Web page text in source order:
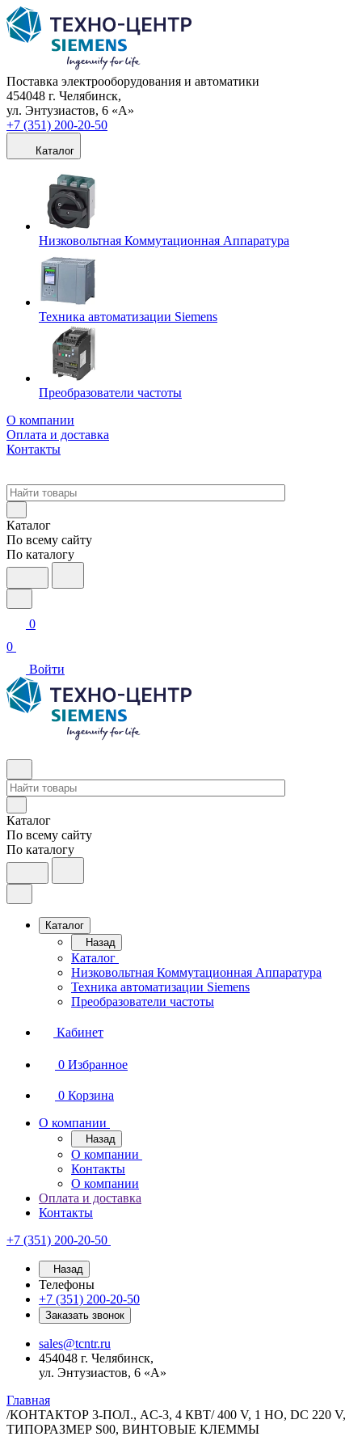
Поставка электрооборудования и автоматики
454048 г. Челябинск,
ул. Энтузиастов, 6 «А»
+7 (351) 200-20-50
Каталог
Низковольтная Коммутационная Аппаратура
Техника автоматизации Siemens
Преобразователи частоты
О компании
Оплата и доставка
Контакты
Каталог
По всему сайту
По каталогу
0
0
Войти
Каталог
По всему сайту
По каталогу
Каталог
Назад
Каталог
Низковольтная Коммутационная Аппаратура
Техника автоматизации Siemens
Преобразователи частоты
Кабинет
0 Избранное
0 Корзина
О компании
Назад
О компании
Контакты
О компании
Оплата и доставка
Контакты
+7 (351) 200-20-50
Назад
Телефоны
+7 (351) 200-20-50
Заказать звонок
sales@tcntr.ru
454048 г. Челябинск,
ул. Энтузиастов, 6 «А»
Главная
/КОНТАКТОР 3-ПОЛ., AC-3, 4 КВТ/ 400 V, 1 НO, DC 220 V,
ТИПОРАЗМЕР S00, ВИНТОВЫЕ КЛЕММЫ